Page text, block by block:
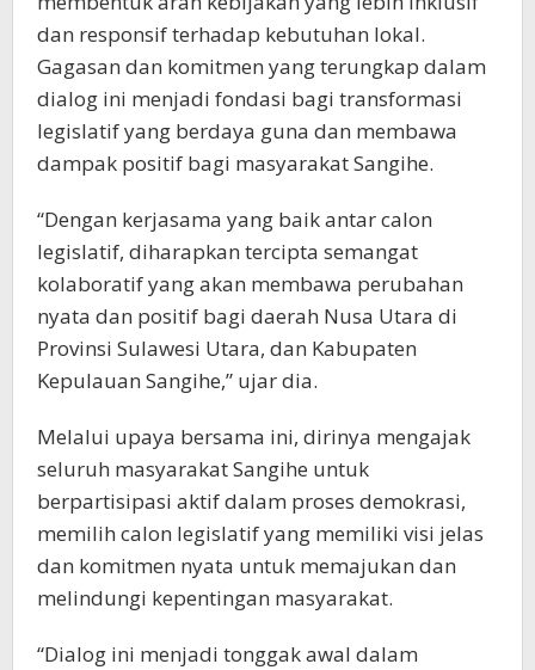
dan responsif terhadap kebutuhan lokal.
Gagasan dan komitmen yang terungkap dalam
dialog ini menjadi fondasi bagi transformasi
legislatif yang berdaya guna dan membawa
dampak positif bagi masyarakat Sangihe.
“Dengan kerjasama yang baik antar calon
legislatif, diharapkan tercipta semangat
kolaboratif yang akan membawa perubahan
nyata dan positif bagi daerah Nusa Utara di
Provinsi Sulawesi Utara, dan Kabupaten
Kepulauan Sangihe,” ujar dia.
Melalui upaya bersama ini, dirinya mengajak
seluruh masyarakat Sangihe untuk
berpartisipasi aktif dalam proses demokrasi,
memilih calon legislatif yang memiliki visi jelas
dan komitmen nyata untuk memajukan dan
melindungi kepentingan masyarakat.
“Dialog ini menjadi tonggak awal dalam